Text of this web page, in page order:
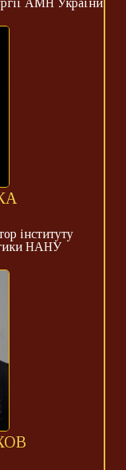
АМН України
інституту
НАНУ